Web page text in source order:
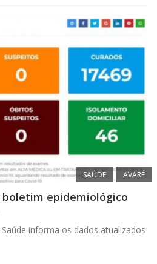
SAÚDE AVARÉ
epidemiológico
informa os dados atualizados